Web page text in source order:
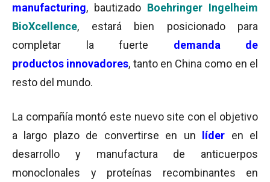
manufacturing, bautizado Boehringer Ingelheim
BioXcellence, estará bien posicionado para
completar la fuerte demanda de
productos innovadores, tanto en China como en el
resto del mundo.
La compañía montó este nuevo site con el objetivo
a largo plazo de convertirse en un
líder en el
desarrollo y manufactura de anticuerpos
monoclonales y proteínas recombinantes en